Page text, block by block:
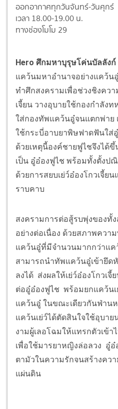
ออกอากาศทุกวันจันทร์-วันศุกร์
เวลา 18.00-19.00 น.
ทางช่องโมโม 29
Hero ศึกมหาบุรุษโค่นบัลลังก์
แคว้นมหาอำนาจอย่างแคว้น
ทำศึกสงครามเพื่อช่วงชิงคว
เจี้ยน วางอุบายใช้กองกำลัง
ใส่กองทัพแคว้นอู๋จนแตกพ่าย
ใช้กระบี่อาบยาพิษฟาดฟันใส่
ด้วยเหตุนี้องค์ชายฟูไชจึงได้
เป็น อู๋อ๋องฟูไช พร้อมทั้งตั้งป
ด้วยการสยบเย่ว์อ๋องโกวเจี้ย
ราบคาบ
สงครามการต่อสู้รบพุ่งของทั้
อย่างต่อเนื่อง ด้วยสภาพควา
แคว้นอู๋ที่มีจำนวนมากกว่าแค
สามารถนำทัพแคว้นอู๋เข้ายึด
ลงได้ ส่งผลให้เย่ว์อ๋องโกวเ
ต่ออู๋อ๋องฟูไช พร้อมยกแคว้นเ
แคว้นอู๋ ในขณะเดียวกันฟ่าน
แคว้นเย่ว์ได้ตัดสินใจใช้อุบา
งามผู้เลอโฉมให้แทรกตัวเข้
เพื่อใช้มารยาหญิงล่อลวง อู๋
ตามัวในความรักจนสร้างคว
แผ่นดิน